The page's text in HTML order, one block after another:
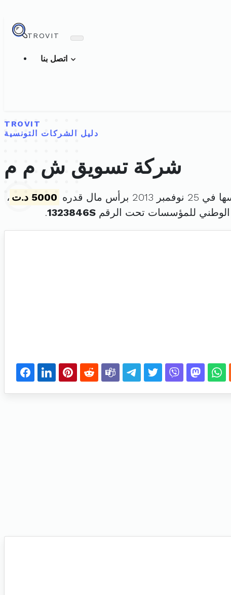
TROVIT
TROVIT
دليل الشركات التونسية
شركة تسويق ش م م
برأس مال قدره 5000 د.ت
،
للمؤسسات تحت الرقم 1323846S
.